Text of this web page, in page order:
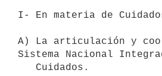
I- En materia de
A) La articulación y
Sistema Nacional